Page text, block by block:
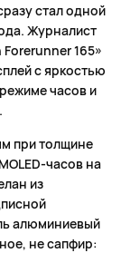
стал одной
Журналист
165»
с яркостью
часов и
при толщине
часов на
из
алюминиевый
не сапфир: